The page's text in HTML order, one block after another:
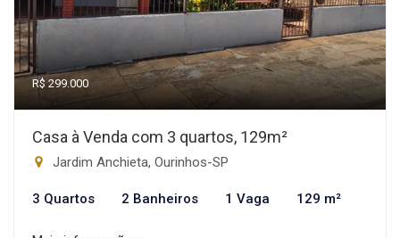
R$ 299.000
Casa à Venda com 3 quartos, 129m²
Jardim Anchieta, Ourinhos-SP
3 Quartos 2 Banheiros 1 Vaga 129 m²